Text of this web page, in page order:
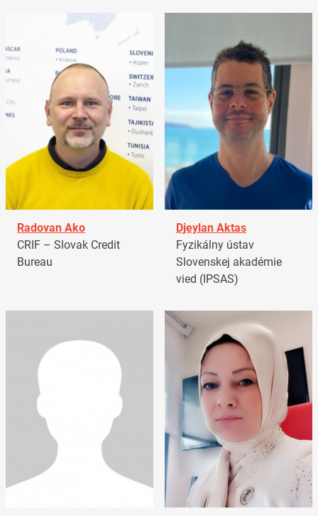
Radovan Ako
CRIF – Slovak Credit
Bureau
Djeylan Aktas
Fyzikálny ústav
Slovenskej akadémie
vied (IPSAS)